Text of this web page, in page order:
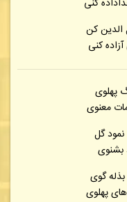
کنی
الدین کن
کنی
پهلوی
معنوی
گل
بشنوی
گوی
پهلوی